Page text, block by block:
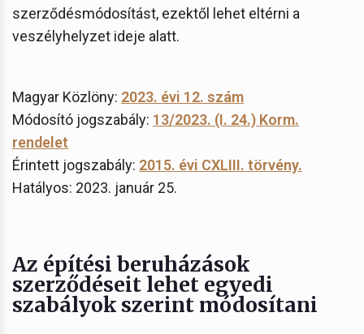
szerződésmódosítást, ezektől lehet eltérni a
veszélyhelyzet ideje alatt.
Magyar Közlöny: 2023. évi 12. szám
Módosító jogszabály: 13/2023. (I. 24.) Korm.
rendelet
Érintett jogszabály: 2015. évi CXLIII. törvény.
Hatályos: 2023. január 25.
Az építési beruházások
szerződéseit lehet egyedi
szabályok szerint módosítani